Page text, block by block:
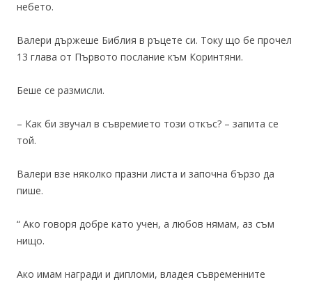
небето.
Валери държеше Библия в ръцете си. Току що бе прочел
13 глава от Първото послание към Коринтяни.
Беше се размисли.
– Как би звучал в съвремието този откъс? – запита се
той.
Валери взе няколко празни листа и започна бързо да
пише.
“ Ако говоря добре като учен, а любов нямам, аз съм
нищо.
Ако имам награди и дипломи, владея съвременните